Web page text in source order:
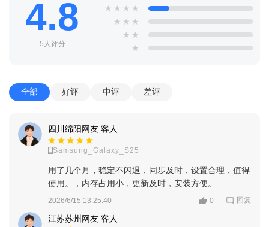
4.8
5人评分
★ ★ ★ ★
★ ★ ★
★ ★
★
全部 好评 中评 差评
四川绵阳网友 客人
Samsung_Galaxy_S25
用了几个月，稳定不闪退，同步及时，设置合理，值得
使用。，内存占用小，更新及时，安装方便。
2026/6/15 13:25:40 0 回复
江苏苏州网友 客人